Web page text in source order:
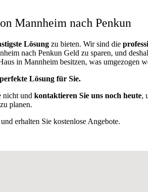
Mannheim nach Penkun
Lösungzu bieten. Wir sind die
nach Penkun Geld zu sparen, und
in Mannheim besitzen, was umgezogen
Lösung für Sie.
nicht und kontaktieren Sie uns noch heute,
planen.
erhalten Sie kostenlose Angebote.